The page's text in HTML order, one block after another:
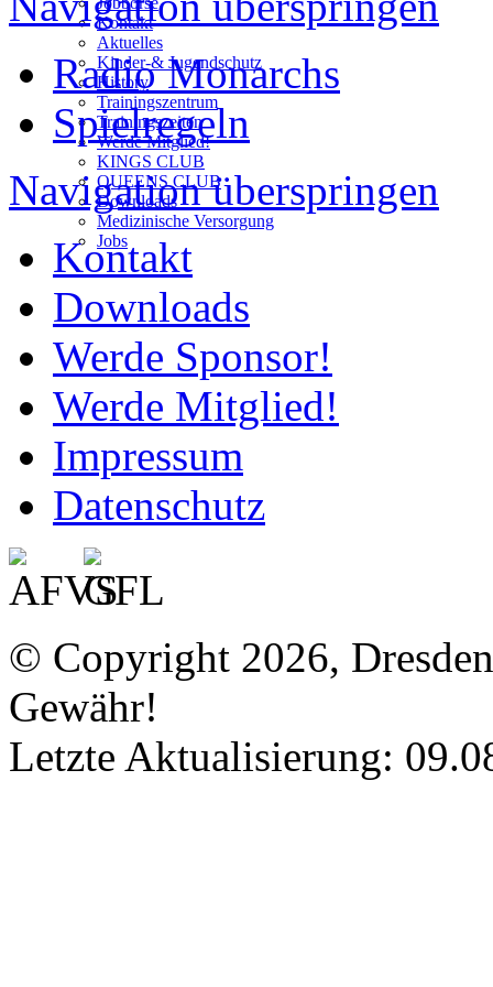
Kontakt
Aktuelles
Kinder-& Jugendschutz
History
Trainingszentrum
Trainingszeiten
Werde Mitglied!
KINGS CLUB
QUEENS CLUB
Downloads
Medizinische Versorgung
Jobs
Radio Monarchs
Spielregeln
Navigation überspringen
Kontakt
Downloads
Werde Sponsor!
Werde Mitglied!
Impressum
Datenschutz
© Copyright 2026,
Gewähr!
Letzte Aktualisierung: